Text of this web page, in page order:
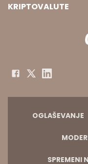
KRIPTOVALUTE
OGLAŠEVANJE
SPREMENI